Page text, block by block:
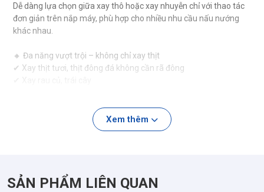
Dễ dàng lựa chọn giữa xay thô hoặc xay nhuyễn chỉ với thao tác
đơn giản trên nắp máy, phù hợp cho nhiều nhu cầu nấu nướng
khác nhau.
🔸 Đa năng vượt trội – không chỉ xay thịt
✔ Xay thịt tươi, thịt đông đá không cần rã đông
🔸 Lưỡi dao thép không gỉ cao cấp từ Đức
Xem thêm
SẢN PHẨM LIÊN QUAN